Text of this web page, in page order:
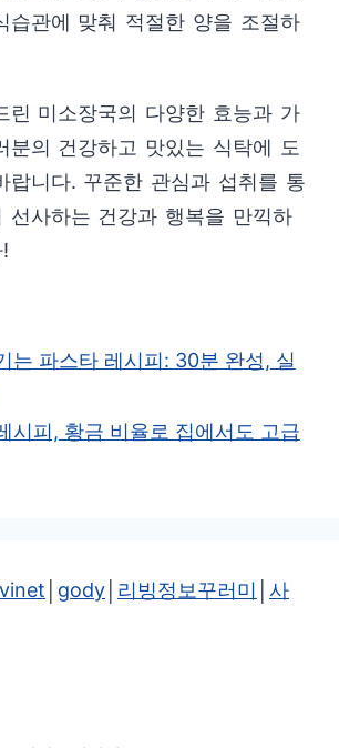
습관에 맞춰 적절한 양을 조절하
린 미소장국의 다양한 효능과 가
분의 건강하고 맛있는 식탁에 도
랍니다. 꾸준한 관심과 섭취를 통
선사하는 건강과 행복을 만끽하
는 파스타 레시피: 30분 완성, 실
시피, 황금 비율로 집에서도 고급
gody 리빙정보꾸러미
사